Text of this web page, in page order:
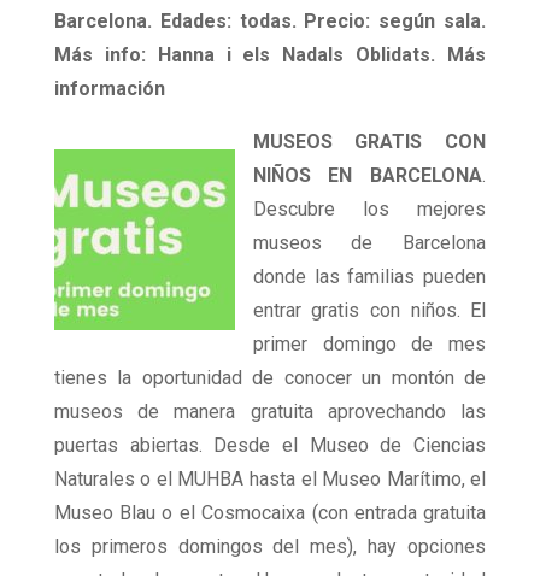
Barcelona. Edades: todas. Precio: según sala.
Más info: Hanna i els Nadals Oblidats. Más
información
MUSEOS GRATIS CON
NIÑOS EN BARCELONA.
Descubre los mejores
museos de Barcelona
donde las familias pueden
entrar gratis con niños. El
primer domingo de mes
tienes la oportunidad de conocer un montón de
museos de manera gratuita aprovechando las
puertas abiertas. Desde el Museo de Ciencias
Naturales o el MUHBA hasta el Museo Marítimo, el
Museo Blau o el Cosmocaixa (con entrada gratuita
los primeros domingos del mes), hay opciones